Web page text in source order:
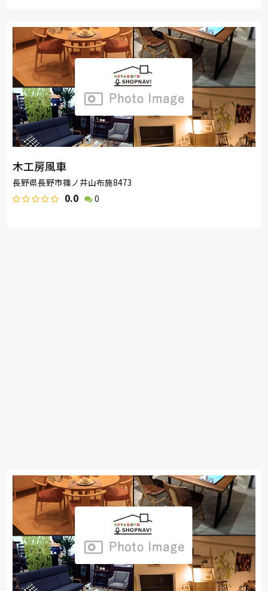
木工房風車
長野県長野市篠ノ井山布施8473
0.0 0